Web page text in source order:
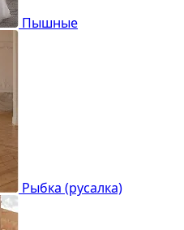
Пышные
Рыбка (русалка)